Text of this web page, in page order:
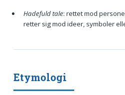
Hadefuld tale: rettet mod
retter sig mod ideer, symboler
Etymologi